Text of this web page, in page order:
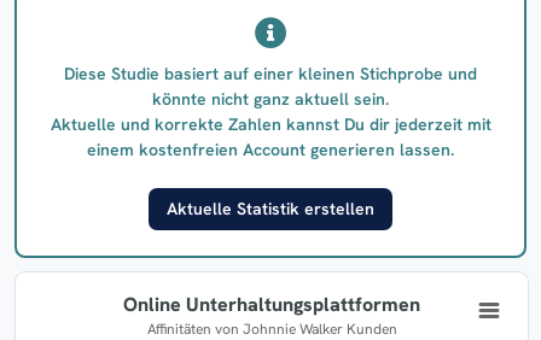
Diese Studie basiert auf einer kleinen Stichprobe und
könnte nicht ganz aktuell sein.
Aktuelle und korrekte Zahlen kannst Du dir jederzeit mit
einem kostenfreien Account generieren lassen.
Aktuelle Statistik erstellen
Online Unterhaltungsplattformen
Affinitäten von Johnnie Walker Kunden